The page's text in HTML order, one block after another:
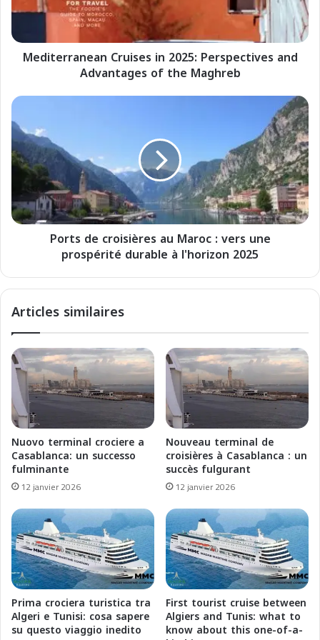
r
a
n
C
r
u
i
s
i
2
:
e
r
s
e
c
i
v
e
s
a
n
d
A
d
v
a
n
t
Mediterranean Cruises in 2025: Perspectives and
Advantages of the Maghreb
P
o
r
t
s
c
r
i
r
e
a
u
M
a
r
o
c
:
v
e
r
s
u
n
e
p
r
o
s
Ports de croisières au Maroc : vers une
prospérité durable à l'horizon 2025
Articles similaires
Nuovo terminal crociere a
Casablanca: un successo
fulminante
12 janvier 2026
Nouveau terminal de
croisières à Casablanca : un
succès fulgurant
12 janvier 2026
Prima crociera turistica tra
Algeri e Tunisi: cosa sapere
su questo viaggio inedito
First tourist cruise between
Algiers and Tunis: what to
know about this one-of-a-